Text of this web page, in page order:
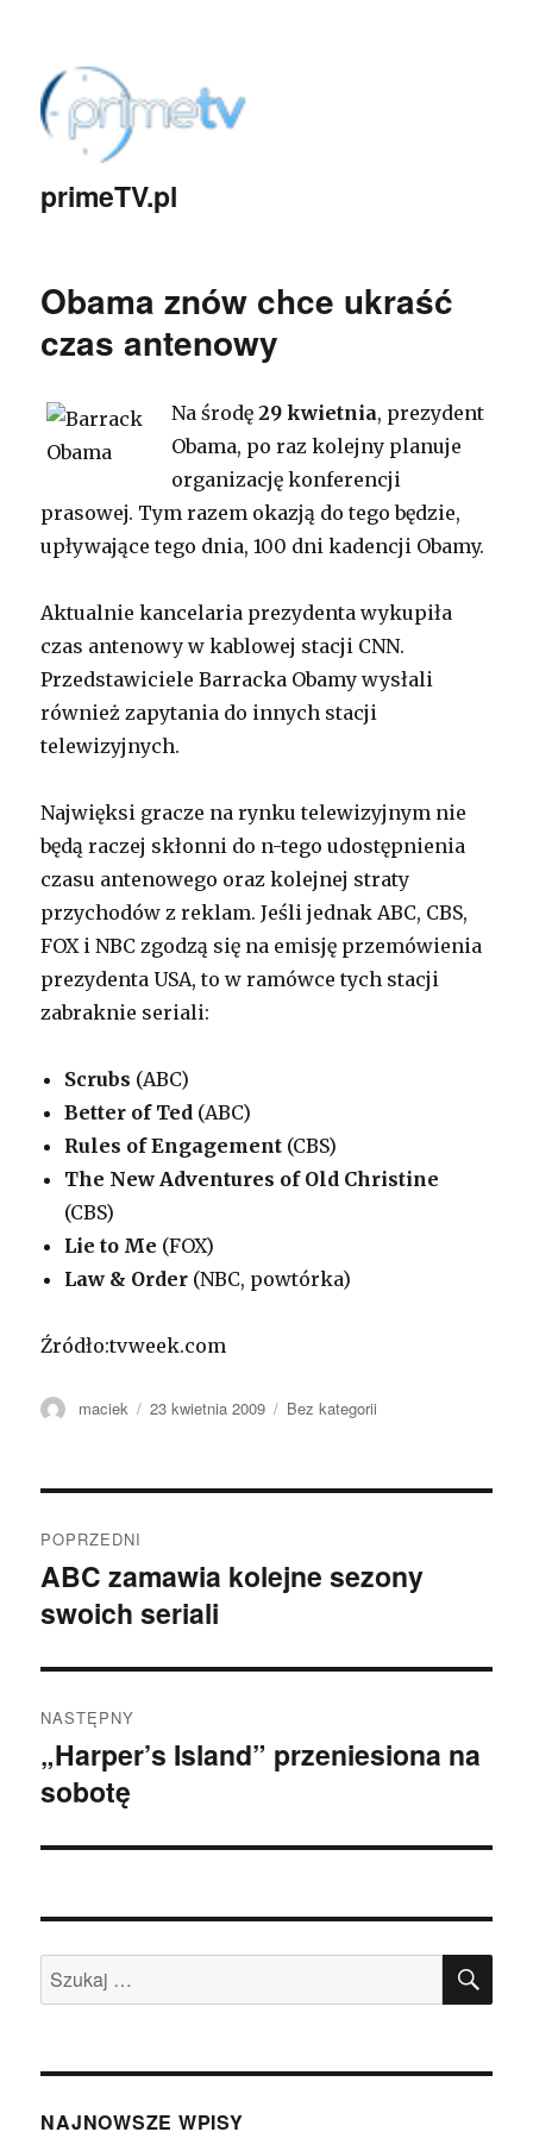
primeTV.pl
Obama znów chce ukraść
czas antenowy
Na środę29 kwietnia, prezydent
Obama, po raz kolejny planuje
organizację konferencji
prasowej. Tym razem okazją do tego będzie,
upływające tego dnia, 100 dni kadencji Obamy.
Aktualnie kancelaria prezydenta wykupiła
czas antenowy w kablowej stacji CNN.
Przedstawiciele Barracka Obamy wysłali
również zapytania do innych stacji
telewizyjnych.
Najwięksi gracze na rynku telewizyjnym nie
będą raczej skłonni do n-tego udostępnienia
czasu antenowego oraz kolejnej straty
przychodów z reklam. Jeśli jednak ABC, CBS,
FOX i NBC zgodzą się na emisję przemówienia
prezydenta USA, to w ramówce tych stacji
zabraknie seriali:
Scrubs (ABC)
Better of Ted (ABC)
Rules of Engagement (CBS)
The New Adventures of Old Christine
(CBS)
Lie to Me (FOX)
Law & Order (NBC, powtórka)
Źródło:tvweek.com
Autor
maciek Opublikowano
23 kwietnia 2009 Kategorie
Bez kategorii
wpisy
POPRZEDNI
Poprzedni
wpis:
ABC zamawia kolejne sezony
swoich seriali
NASTĘPNY
Następny
wpis:
„Harper’s Island” przeniesiona na
sobotę
Szukaj:
NAJNOWSZE WPISY